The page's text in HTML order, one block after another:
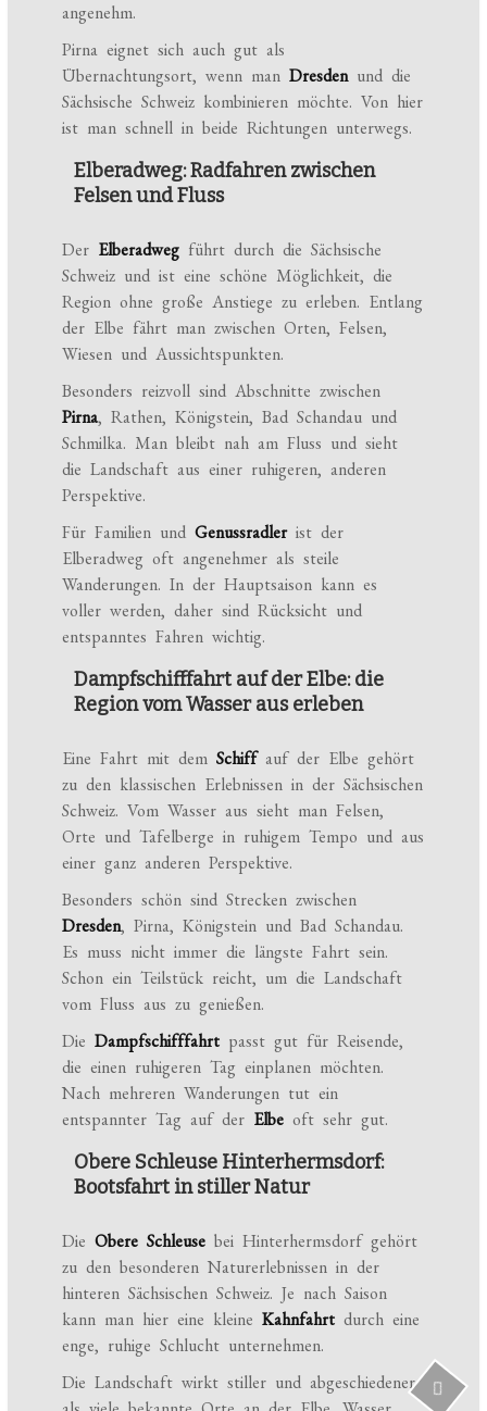
angenehm.
Pirna eignet sich auch gut als
Übernachtungsort, wenn manDresdenund die
Sächsische Schweiz kombinieren möchte. Von hier
ist man schnell in beide Richtungen unterwegs.
Elberadweg: Radfahren zwischen
Felsen und Fluss
Der Elberadweg führt durch die Sächsische
Schweiz und ist eine schöne Möglichkeit, die
Region ohne große Anstiege zu erleben. Entlang
der Elbe fährt man zwischen Orten, Felsen,
Wiesen und Aussichtspunkten.
Besonders reizvoll sind Abschnitte zwischen
Pirna, Rathen, Königstein, Bad Schandau und
Schmilka. Man bleibt nah am Fluss und sieht
die Landschaft aus einer ruhigeren, anderen
Perspektive.
Für Familien undGenussradlerist der
Elberadweg oft angenehmer als steile
Wanderungen. In der Hauptsaison kann es
voller werden, daher sind Rücksicht und
entspanntes Fahren wichtig.
Dampfschifffahrt auf der Elbe: die
Region vom Wasser aus erleben
Eine Fahrt mit demSchiffauf der Elbe gehört
zu den klassischen Erlebnissen in der Sächsischen
Schweiz. Vom Wasser aus sieht man Felsen,
Orte und Tafelberge in ruhigem Tempo und aus
einer ganz anderen Perspektive.
Besonders schön sind Strecken zwischen
Dresden, Pirna, Königstein und Bad Schandau.
Es muss nicht immer die längste Fahrt sein.
Schon ein Teilstück reicht, um die Landschaft
vom Fluss aus zu genießen.
DieDampfschifffahrt passt gut für Reisende,
die einen ruhigeren Tag einplanen möchten.
Nach mehreren Wanderungen tut ein
entspannter Tag auf der Elbe oft sehr gut.
Obere Schleuse Hinterhermsdorf:
Bootsfahrt in stiller Natur
DieObere Schleuse bei Hinterhermsdorf gehört
zu den besonderen Naturerlebnissen in der
hinteren Sächsischen Schweiz. Je nach Saison
kann man hier eine kleineKahnfahrt durch eine
enge, ruhige Schlucht unternehmen.
Die Landschaft wirkt stiller und abgeschiedener